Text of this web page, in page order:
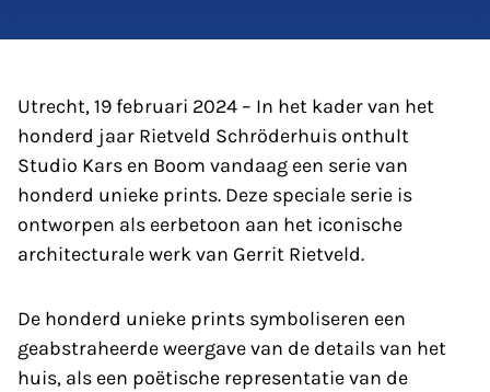
Utrecht, 19 februari 2024 – In het kader van het
honderd jaar Rietveld Schröderhuis onthult
Studio Kars en Boom vandaag een serie van
honderd unieke prints. Deze speciale serie is
ontworpen als eerbetoon aan het iconische
architecturale werk van Gerrit Rietveld.
De honderd unieke prints symboliseren een
geabstraheerde weergave van de details van het
huis, als een poëtische representatie van de